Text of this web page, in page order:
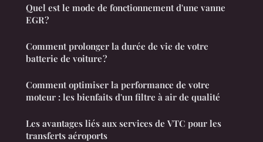
Quel est le mode de fonctionnement d'une vanne
EGR ?
Comment prolonger la durée de vie de votre
batterie de voiture ?
Comment optimiser la performance de votre
moteur : les bienfaits d'un filtre à air de qualité
Les avantages liés aux services de VTC pour les
transferts aéroports